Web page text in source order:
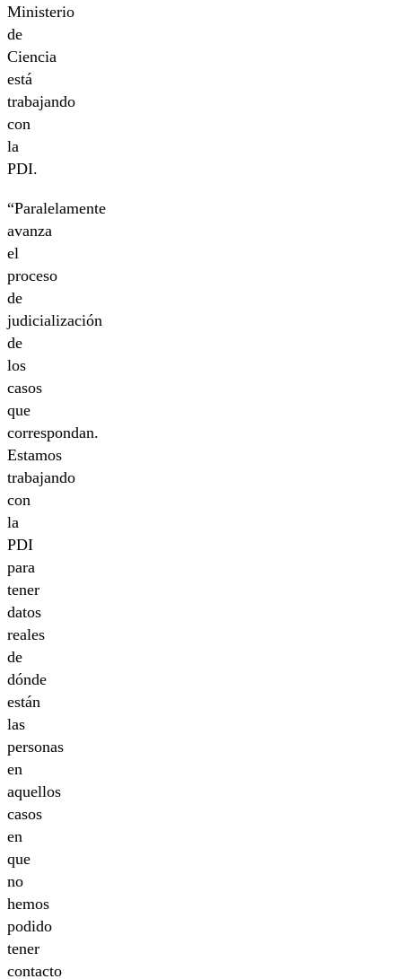
Ministerio
de
Ciencia
está
trabajando
con
la
PDI.
“Paralelamente
avanza
el
proceso
de
judicialización
de
los
casos
que
correspondan.
Estamos
trabajando
con
la
PDI
para
tener
datos
reales
de
dónde
están
las
personas
en
aquellos
casos
en
que
no
hemos
podido
tener
contacto